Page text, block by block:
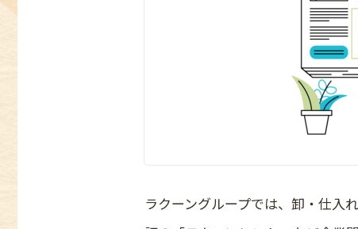
ラクーングループでは、卸・仕入